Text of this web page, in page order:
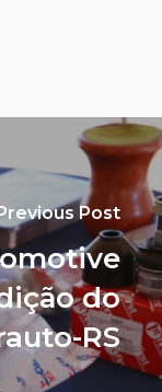
Post
do
RS